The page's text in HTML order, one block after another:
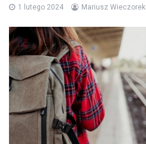
1 lutego 2024 Mariusz Wieczorek